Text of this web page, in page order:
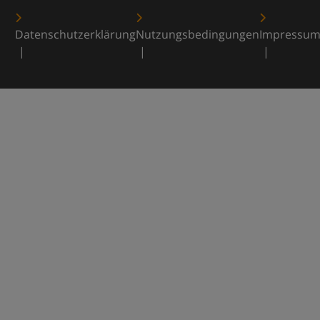
DatenschutzerklärungNutzungsbedingungenImpressum